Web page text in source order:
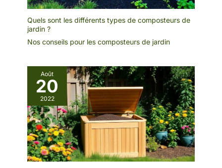
Quels sont les différents types de composteurs de
jardin ?
Nos conseils pour les composteurs de jardin
Août
20
2022